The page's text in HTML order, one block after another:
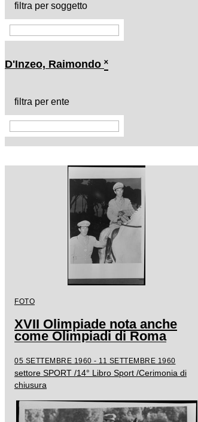
filtra per soggetto
D'Inzeo, Raimondo ˟
filtra per ente
FOTO
XVII Olimpiade nota anche
come Olimpiadi di Roma
05 SETTEMBRE 1960 - 11 SETTEMBRE 1960
settore SPORT /14° Libro Sport /Cerimonia di
chiusura